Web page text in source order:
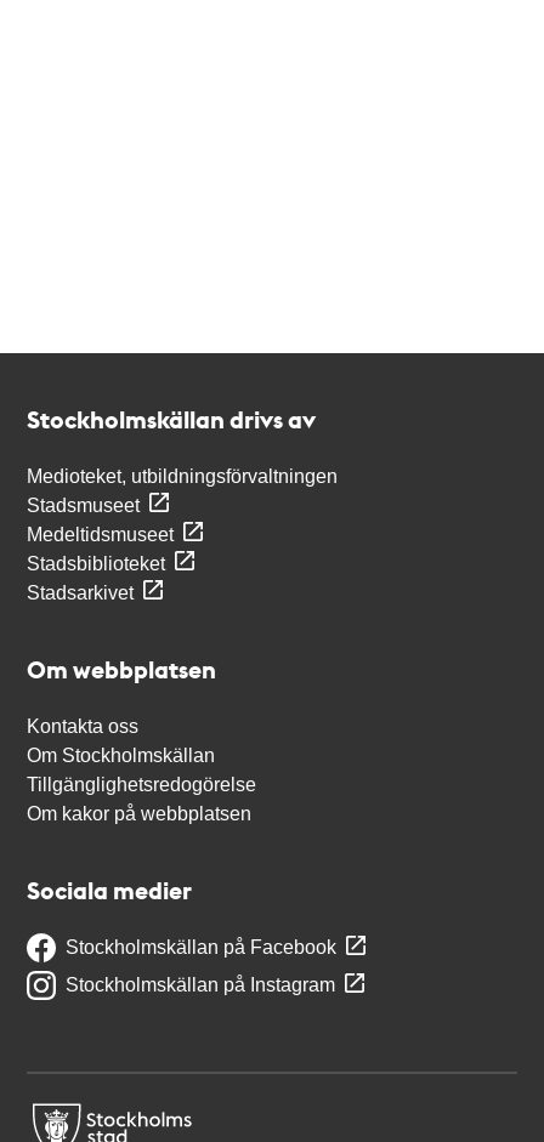
Stockholmskällan drivs av
Medioteket, utbildningsförvaltningen
Stadsmuseet
Medeltidsmuseet
Stadsbiblioteket
Stadsarkivet
Om webbplatsen
Kontakta oss
Om Stockholmskällan
Tillgänglighetsredogörelse
Om kakor på webbplatsen
Sociala medier
Stockholmskällan på Facebook
Stockholmskällan på Instagram